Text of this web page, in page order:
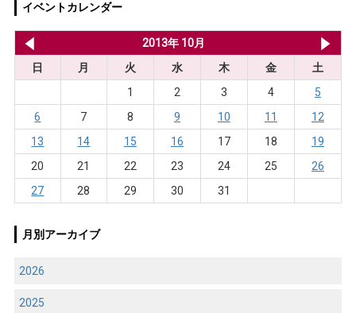
イベントカレンダー
2013年 10月
日
月 火 水 木 金
土
1
2 3 4
5
6
7 8 9 10 11
12
13
14 15 16 17 18
19
20
21 22 23 24 25
26
27
28 29 30 31
月別アーカイブ
2026
2025